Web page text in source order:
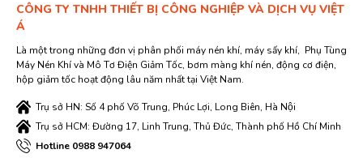
CÔNG TY TNHH THIẾT BỊ CÔNG NGHIỆP VÀ DỊCH VỤ VIỆT
Á
Là một trong những đơn vị phân phối máy nén khí, máy sấy khí, Phụ Tùng
Máy Nén Khí và Mô Tơ Điện Giảm Tốc, bơm màng khí nén, động cơ điện,
hộp giảm tốc hoạt động lâu năm nhất tại Việt Nam.
Trụ sở HN: Số 4 phố Võ Trung, Phúc Lợi, Long Biên, Hà Nội
Trụ sở HCM: Đường 17, Linh Trung, Thủ Đức, Thành phố Hồ Chí Minh
Hotline 0988 947064